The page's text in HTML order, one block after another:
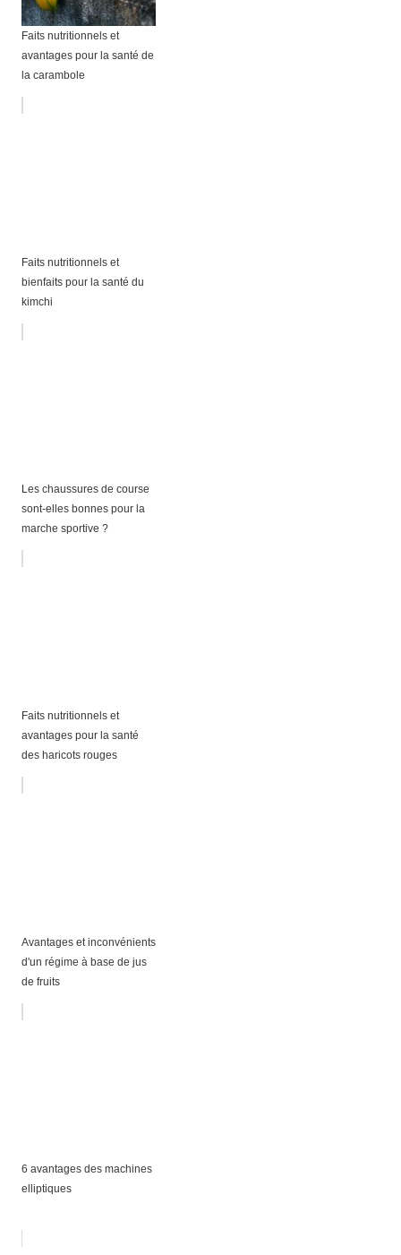
Faits nutritionnels et
avantages pour la santé de
la carambole
Faits nutritionnels et
bienfaits pour la santé du
kimchi
Les chaussures de course
sont-elles bonnes pour la
marche sportive ?
Faits nutritionnels et
avantages pour la santé
des haricots rouges
Avantages et inconvénients
d'un régime à base de jus
de fruits
6 avantages des machines
elliptiques